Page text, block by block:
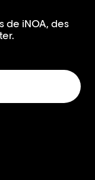
de iNOA, des